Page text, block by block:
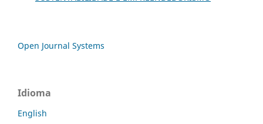
Open Journal Systems
Idioma
English